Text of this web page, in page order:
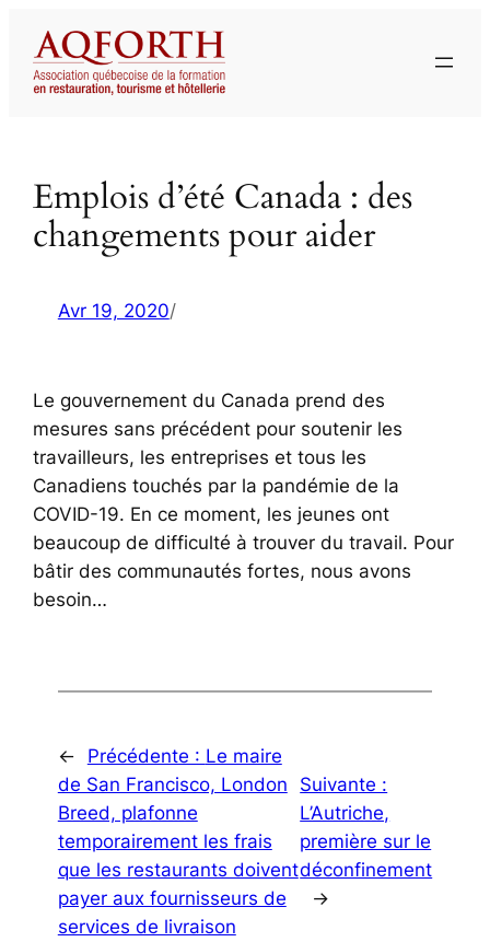
contenu
Emplois d’été Canada : des
changements pour aider
Avr 19, 2020/
Le gouvernement du Canada prend des
mesures sans précédent pour soutenir les
travailleurs, les entreprises et tous les
Canadiens touchés par la pandémie de la
COVID-19. En ce moment, les jeunes ont
beaucoup de difficulté à trouver du travail. Pour
bâtir des communautés fortes, nous avons
besoin…
← Précédente : Le maire
de San Francisco, London
Breed, plafonne
temporairement les frais
que les restaurants doivent
payer aux fournisseurs de
services de livraison
Suivante :
L’Autriche,
première sur le
déconfinement
→